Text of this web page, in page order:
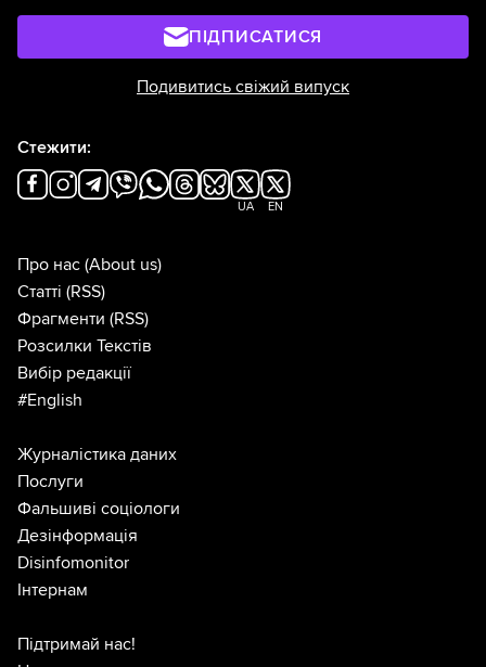
ПІДПИСАТИСЯ
Подивитись свіжий випуск
Стежити:
UA EN
Про нас (About us)
Статті (RSS)
Фрагменти (RSS)
Розсилки Текстів
Вибір редакції
#English
Журналістика даних
Послуги
Фальшиві соціологи
Дезінформація
Disinfomonitor
Інтернам
Підтримай нас!